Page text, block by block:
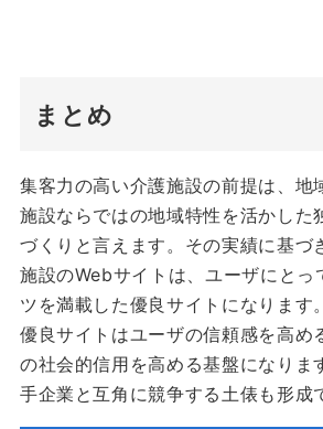
まとめ
集客力の高い介護施設の前提は、地
施設ならではの地域特性を活かした
づくりと言えます。その実績に基づ
施設のWebサイトは、ユーザにとっ
ツを満載した優良サイトになります。
優良サイトはユーザの信頼感を高め
の社会的信用を高める基盤になりま
手企業と互角に競争する土俵も形成